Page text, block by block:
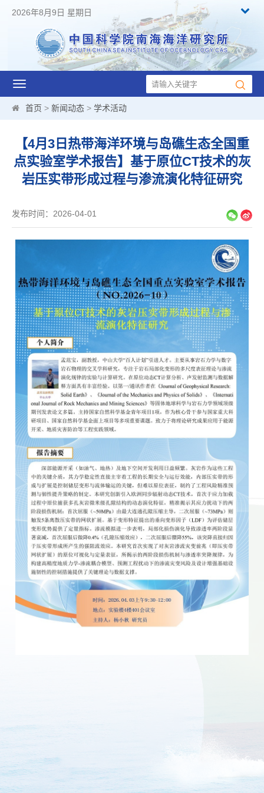
2026年8月9日 星期日
Toggle
navigation
首页 > 新闻动态 > 学术活动
【4月3日热带海洋环境与岛礁生态全国重
点实验室学术报告】基于原位CT技术的灰
岩压实带形成过程与渗流演化特征研究
发布时间：2026-04-01